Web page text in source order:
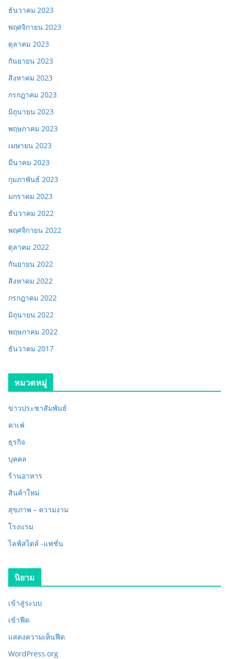
ธันวาคม 2023
พฤศจิกายน 2023
ตุลาคม 2023
กันยายน 2023
สิงหาคม 2023
กรกฎาคม 2023
มิถุนายน 2023
พฤษภาคม 2023
เมษายน 2023
มีนาคม 2023
กุมภาพันธ์ 2023
มกราคม 2023
ธันวาคม 2022
พฤศจิกายน 2022
ตุลาคม 2022
กันยายน 2022
สิงหาคม 2022
กรกฎาคม 2022
มิถุนายน 2022
พฤษภาคม 2022
ธันวาคม 2017
หมวดหมู่
ข่าวประชาสัมพันธ์
คาเฟ่
ธุรกิจ
บุคคล
ร้านอาหาร
สินค้าใหม่
สุขภาพ – ความงาม
โรงแรม
ไลฟ์สไตล์ -แฟชั่น
นิยาม
เข้าสู่ระบบ
เข้าฟีด
แสดงความเห็นฟีด
WordPress.org